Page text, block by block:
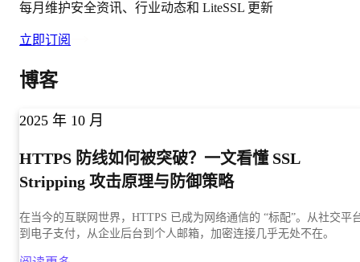
每月维护安全资讯、行业动态和 LiteSSL 更新
立即订阅
博客
2025 年 10 月
HTTPS 防线如何被突破？一文看懂 SSL
Stripping 攻击原理与防御策略
在当今的互联网世界，HTTPS 已成为网络通信的 “标配”。从社交平
到电子支付，从企业后台到个人邮箱，加密连接几乎无处不在。